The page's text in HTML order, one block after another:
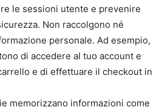
le sessioni utente e prevenire
Non raccolgono né
personale. Ad esempio,
di accedere al tuo account e
e di effettuare il checkout in
memorizzano informazioni come